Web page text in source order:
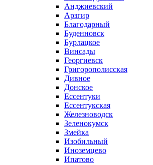
Анджиевский
Арзгир
Благодарный
Буденновск
Бурлацкое
Винсады
Георгиевск
Григорополисская
Дивное
Донское
Ессентуки
Ессентукская
Железноводск
Зеленокумск
Змейка
Изобильный
Иноземцево
Ипатово